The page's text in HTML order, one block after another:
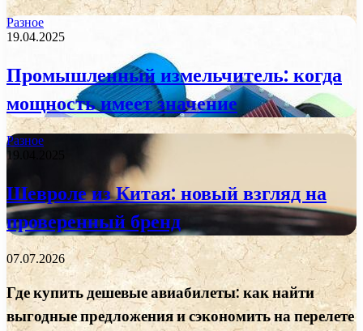
Разное
19.04.2025
Промышленный измельчитель: когда
мощность имеет значение
Разное
19.04.2025
Шевроле из Китая: новый взгляд на
проверенный бренд
07.07.2026
Где купить дешевые авиабилеты: как найти
выгодные предложения и сэкономить на перелете